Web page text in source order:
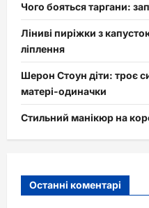
Чого бояться таргани:
Ліниві пиріжки з
ліплення
Шерон Стоун діти: троє
матері-одиначки
Стильний манікюр на
Останні коментарі